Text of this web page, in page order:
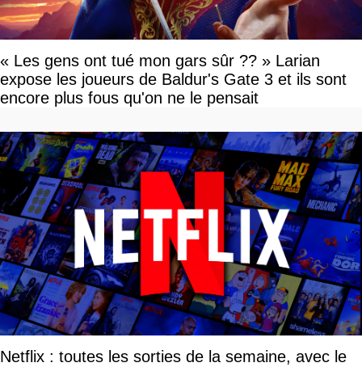
« Les gens ont tué mon gars sûr ?? » Larian
expose les joueurs de Baldur's Gate 3 et ils sont
encore plus fous qu'on ne le pensait
Netflix : toutes les sorties de la semaine, avec le